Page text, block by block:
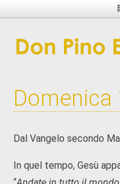
Domenica
Dal Vangelo secondo
In quel tempo, Gesù